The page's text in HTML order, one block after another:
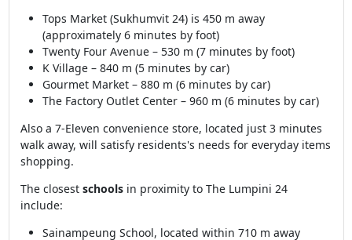
Tops Market (Sukhumvit 24) is 450 m away
(approximately 6 minutes by foot)
Twenty Four Avenue – 530 m (7 minutes by foot)
K Village – 840 m (5 minutes by car)
Gourmet Market – 880 m (6 minutes by car)
The Factory Outlet Center – 960 m (6 minutes by car)
Also a 7-Eleven convenience store, located just 3 minutes
walk away, will satisfy residents's needs for everyday items
shopping.
The closest schoolsin proximity to The Lumpini 24
include:
Sainampeung School, located within 710 m away